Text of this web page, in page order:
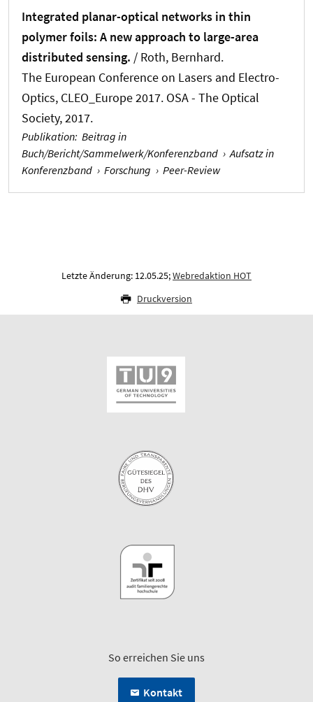
Integrated planar-optical networks in thin
polymer foils: A new approach to large-area
distributed sensing. / Roth, Bernhard.
The European Conference on Lasers and Electro-
Optics, CLEO_Europe 2017. OSA - The Optical
Society, 2017.
Publikation: Beitrag in
Buch/Bericht/Sammelwerk/Konferenzband › Aufsatz in
Konferenzband › Forschung › Peer-Review
Letzte Änderung: 12.05.25;Webredaktion HOT
Druckversion
So erreichen Sie uns
Kontakt